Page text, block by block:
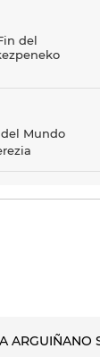
del
Mundo
ARGUIÑANO